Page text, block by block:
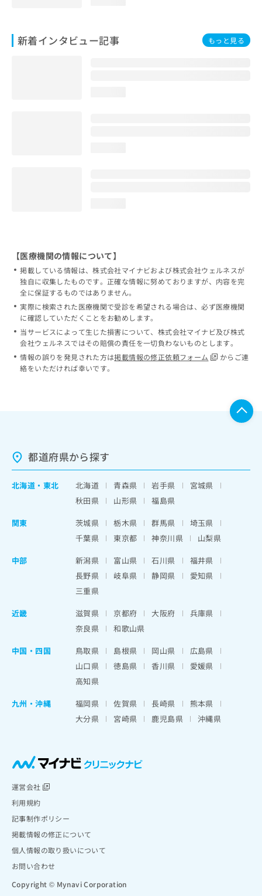
新着インタビュー記事 もっと見る
【医療機関の情報について】
掲載している情報は、株式会社マイナビおよび株式会社ウェルネスが
独自に収集したものです。正確な情報に努めておりますが、内容を完
全に保証するものではありません。
実際に検索された医療機関で受診を希望される場合は、必ず医療機関
に確認していただくことをお勧めします。
当サービスによって生じた損害について、株式会社マイナビ及び株式
会社ウェルネスではその賠償の責任を一切負わないものとします。
情報の誤りを発見された方は掲載情報の修正依頼フォーム
からご連
絡をいただければ幸いです。
都道府県から探す
北海道 ・ 東北 北海道 青森県 岩手県
宮城県
秋田県
山形県
福島県
関東
茨城県 栃木県 群馬県
埼玉県
千葉県
東京都 神奈川県
山梨県
中部
新潟県 富山県 石川県
福井県
長野県
岐阜県 静岡県
愛知県
三重県
近畿
滋賀県 京都府 大阪府
兵庫県
奈良県
和歌山県
中国・四国
鳥取県 島根県 岡山県
広島県
山口県
徳島県 香川県
愛媛県
高知県
九州・沖縄
福岡県 佐賀県 長崎県
熊本県
大分県
宮崎県 鹿児島県 沖縄県
運営会社
利用規約
記事制作ポリシー
掲載情報の修正について
個人情報の取り扱いについて
お問い合わせ
Copyright © Mynavi Corporation